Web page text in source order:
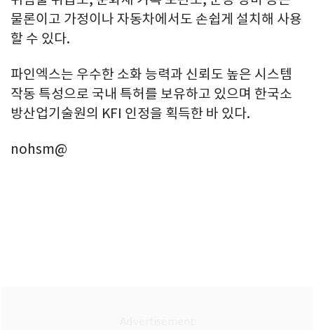
물론이고 가정이나 자동차에서도 손쉽게 설치해 사용
할 수 있다.
파인엑스는 우수한 소화 능력과 신뢰도 높은 시스템
작동 특성으로 국내 특허를 보유하고 있으며 한국소
방산업기술원의 KFI 인정을 획득한 바 있다.
nohsm@